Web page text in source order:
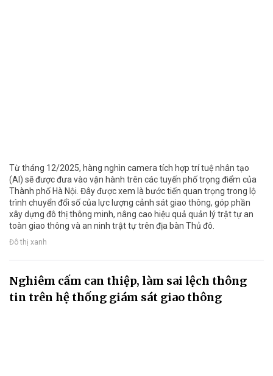
Từ tháng 12/2025, hàng nghìn camera tích hợp trí tuệ nhân tạo
(AI) sẽ được đưa vào vận hành trên các tuyến phố trọng điểm của
Thành phố Hà Nội. Đây được xem là bước tiến quan trọng trong lộ
trình chuyển đổi số của lực lượng cảnh sát giao thông, góp phần
xây dựng đô thị thông minh, nâng cao hiệu quả quản lý trật tự an
toàn giao thông và an ninh trật tự trên địa bàn Thủ đô.
Đô thị xanh
Nghiêm cấm can thiệp, làm sai lệch thông
tin trên hệ thống giám sát giao thông